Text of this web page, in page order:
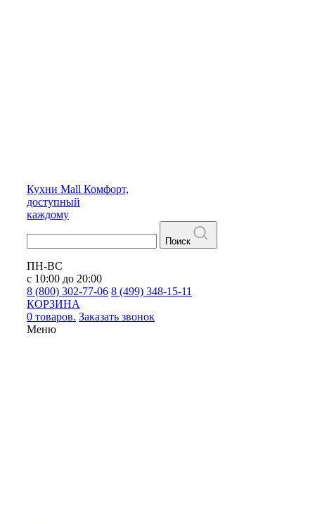
Кухни Mall Комфорт,
доступный
каждому
Поиск
ПН-ВС
с 10:00 до 20:00
8 (800) 302-77-06 8 (499) 348-15-11
КОРЗИНА
0 товаров. Заказать звонок
Меню